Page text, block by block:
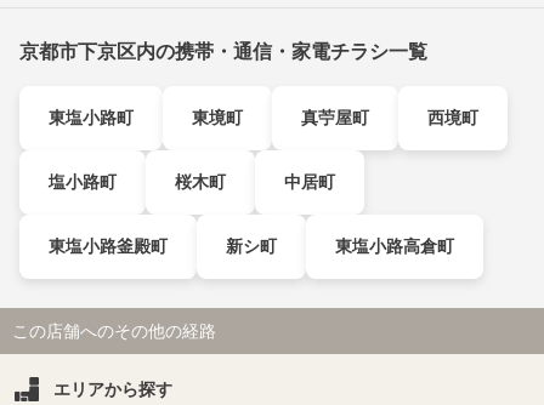
京都市下京区内の携帯・通信・家電チラシ一覧
東塩小路町 東境町 真苧屋町 西境町
塩小路町 桜木町 中居町
東塩小路釜殿町 新シ町 東塩小路高倉町
この店舗へのその他の経路
エリアから探す